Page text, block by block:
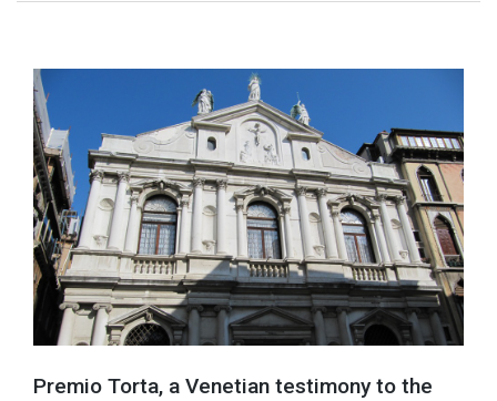
Premio Torta, a Venetian testimony to the